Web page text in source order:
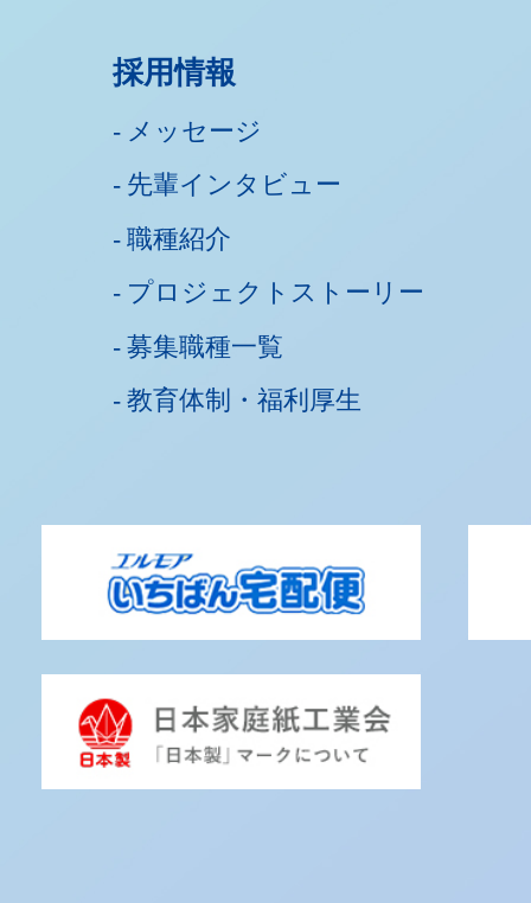
採用情報
メッセージ
先輩インタビュー
職種紹介
プロジェクトストーリー
募集職種一覧
教育体制・福利厚生